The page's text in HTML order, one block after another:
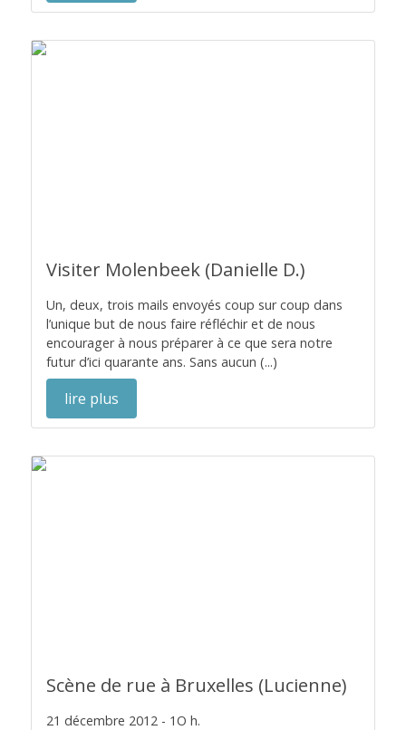
Visiter Molenbeek (Danielle D.)
Un, deux, trois mails envoyés coup sur coup dans
l’unique but de nous faire réfléchir et de nous
encourager à nous préparer à ce que sera notre
futur d’ici quarante ans. Sans aucun (...)
lire plus
Scène de rue à Bruxelles (Lucienne)
21 décembre 2012 - 1O h.